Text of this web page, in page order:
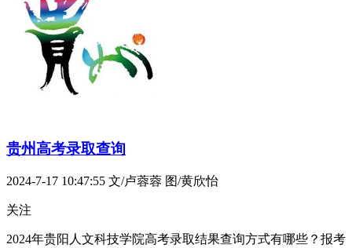
贵州高考录取查询
2024-7-17 10:47:55 文/卢蓉蓉 图/黄欣怡
关注
2024年贵阳人文科技学院高考录取结果查询方式有哪些？报考